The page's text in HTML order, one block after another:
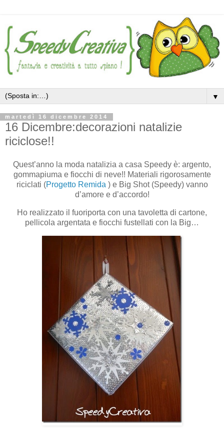
▼
martedì 16 dicembre 2014
16 Dicembre:decorazioni natalizie
riciclose!!
Quest’anno la moda natalizia a casa Speedy è: argento,
gommapiuma e fiocchi di neve!! Materiali rigorosamente
riciclati (Progetto Remida ) e Big Shot (Speedy) vanno
d’amore e d’accordo!
Ho realizzato il fuoriporta con una tavoletta di cartone,
pellicola argentata e fiocchi fustellati con la Big…